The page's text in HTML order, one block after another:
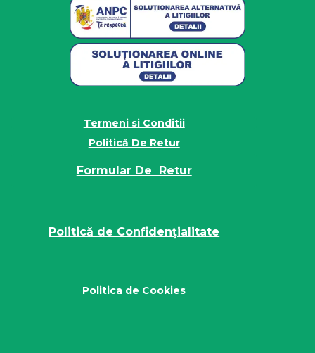
Termeni si Conditii
Politică De Retur
Formular De Retur
Politică de Confidențialitate
Politica de Cookies